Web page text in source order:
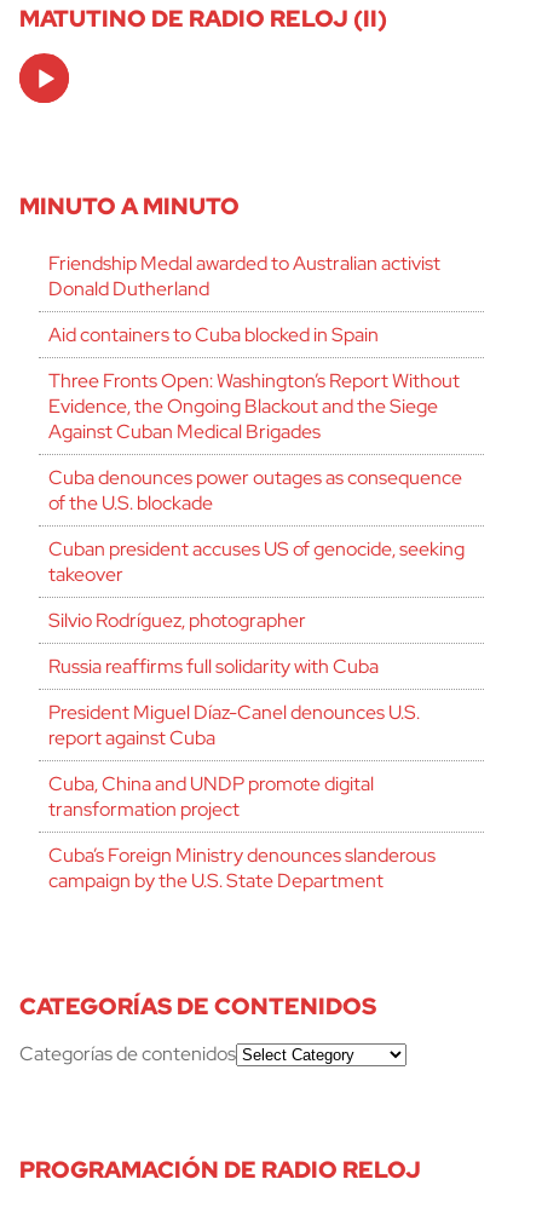
MATUTINO DE RADIO RELOJ (II)
Audio
Player
MINUTO A MINUTO
Friendship Medal awarded to Australian activist
Donald Dutherland
Aid containers to Cuba blocked in Spain
Three Fronts Open: Washington’s Report Without
Evidence, the Ongoing Blackout and the Siege
Against Cuban Medical Brigades
Cuba denounces power outages as consequence
of the U.S. blockade
Cuban president accuses US of genocide, seeking
takeover
Silvio Rodríguez, photographer
Russia reaffirms full solidarity with Cuba
President Miguel Díaz-Canel denounces U.S.
report against Cuba
Cuba, China and UNDP promote digital
transformation project
Cuba’s Foreign Ministry denounces slanderous
campaign by the U.S. State Department
CATEGORÍAS DE CONTENIDOS
Categorías de contenidos
PROGRAMACIÓN DE RADIO RELOJ